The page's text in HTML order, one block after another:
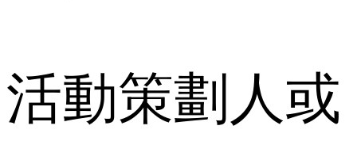
活動策劃人或